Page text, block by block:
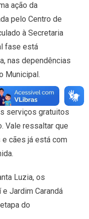
ação da
pelo Centro de
à Secretaria
fase está
nas dependências
Municipal.
feira para
serviços gratuitos
Vale ressaltar que
cães já está com
Luzia, os
Jardim Carandá
do